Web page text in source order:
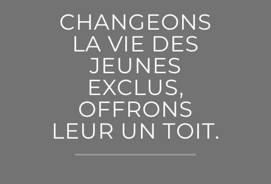
CHANGEONS
LA VIE DES
JEUNES
EXCLUS,
OFFRONS
LEUR UN TOIT.